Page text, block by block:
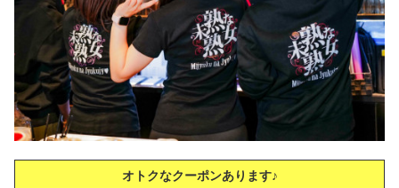
オトクなクーポンあります♪